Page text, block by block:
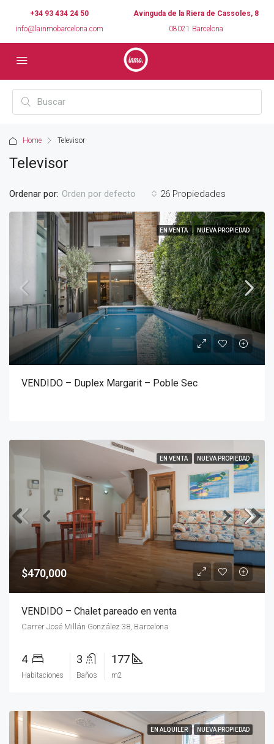
+34 93 434 24 50
info@lainmobarcelona.com
Avinguda de la Riera de Cassoles, 8
08021 Barcelona
Home Televisor
Televisor
26 Propiedades
Ordenar por: Orden por defecto
EN VENTA NUEVA PROPIEDAD
VENDIDO – Duplex Margarit – Poble Sec
EN VENTA NUEVA PROPIEDAD
$470,000
VENDIDO – Chalet pareado en venta
Carrer José Millán González 38, Barcelona
4
Habitaciones
3
Baños
177
m2
EN ALQUILER NUEVA PROPIEDAD